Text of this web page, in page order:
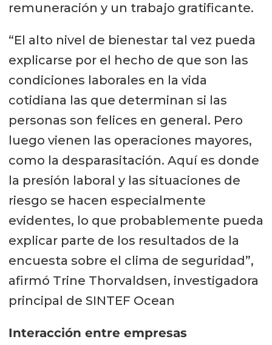
remuneración y un trabajo gratificante.
“El alto nivel de bienestar tal vez pueda
explicarse por el hecho de que son las
condiciones laborales en la vida
cotidiana las que determinan si las
personas son felices en general. Pero
luego vienen las operaciones mayores,
como la desparasitación. Aquí es donde
la presión laboral y las situaciones de
riesgo se hacen especialmente
evidentes, lo que probablemente pueda
explicar parte de los resultados de la
encuesta sobre el clima de seguridad”,
afirmó Trine Thorvaldsen, investigadora
principal de SINTEF Ocean
Interacción entre empresas